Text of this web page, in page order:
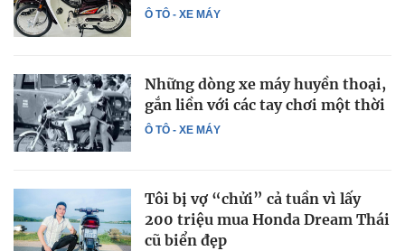
Ô TÔ - XE MÁY
Ô TÔ - XE MÁY
Những dòng xe máy huyền thoại,
gắn liền với các tay chơi một thời
Tôi bị vợ “chửi” cả tuần vì lấy
200 triệu mua Honda Dream Thái
cũ biển đẹp